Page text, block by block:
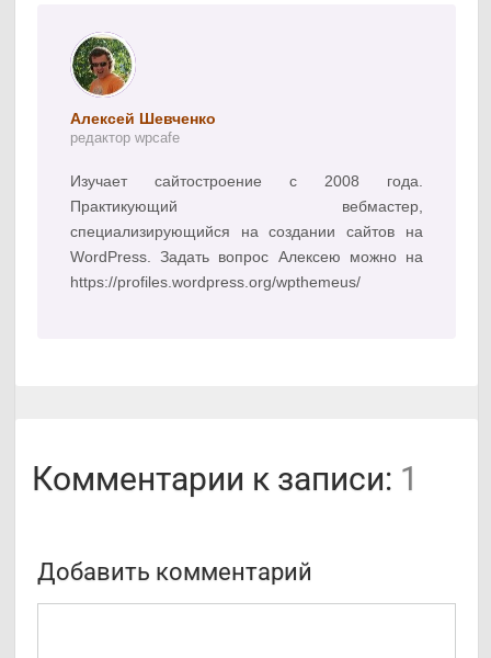
Алексей Шевченко
редактор wpcafe
Изучает сайтостроение с 2008 года.
Практикующий вебмастер,
специализирующийся на создании сайтов на
WordPress. Задать вопрос Алексею можно на
https://profiles.wordpress.org/wpthemeus/
Комментарии к записи: 1
Добавить комментарий